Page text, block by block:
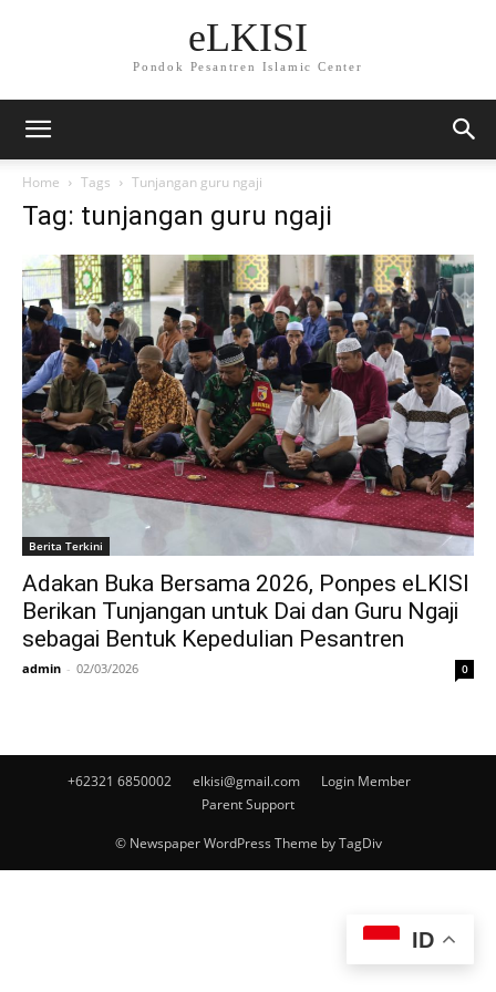
eLKISI
Pondok Pesantren Islamic Center
Home Tags Tunjangan guru ngaji
Tag: tunjangan guru ngaji
Berita Terkini
Adakan Buka Bersama 2026, Ponpes eLKISI
Berikan Tunjangan untuk Dai dan Guru Ngaji
sebagai Bentuk Kepedulian Pesantren
admin - 02/03/2026 0
+62321 6850002 elkisi@gmail.com
Login Member
Parent Support
© Newspaper WordPress Theme by TagDiv
ID